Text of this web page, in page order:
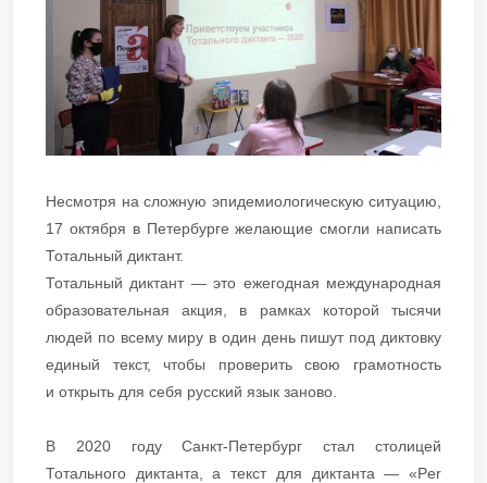
Несмотря на сложную эпидемиологическую ситуацию,
17 октября в Петербурге желающие смогли написать
Тотальный диктант.
Тотальный диктант — это ежегодная международная
образовательная акция, в рамках которой тысячи
людей по всему миру в один день пишут под диктовку
единый текст, чтобы проверить свою грамотность
и открыть для себя русский язык заново.
В 2020 году Санкт-Петербург стал столицей
Тотального диктанта, а текст для диктанта — «Per